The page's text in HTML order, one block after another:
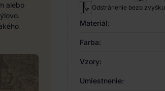
Odstránenie bezo zvyšku
Materiál:
Farba:
Vzory:
Umiestnenie:
alebo